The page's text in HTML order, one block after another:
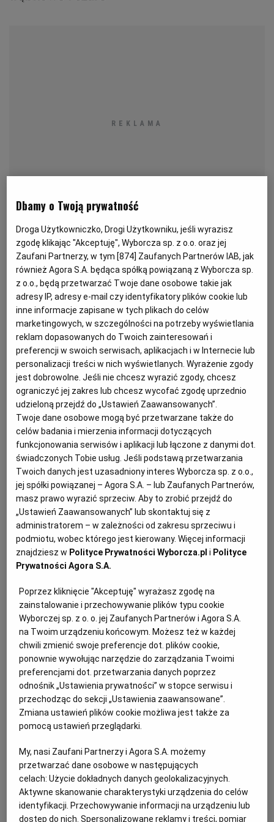
KOSZALIN
KRAKÓW
LUBLIN
ŁÓDŹ
OLSZTYN
OPOLE
PŁOCK
POZNAŃ
RADOM
RYBNIK
SOSNOWIEC
SZCZECIN
TORUŃ
TRÓJMIASTO
WAŁBRZYCH
WARSZAWA
TOK FM
SPORT.PL
PUBLIO.PL
KULTURALNYSKLEP.PL
DZIECKO
ZDROWIE
POGODA
PODRÓŻE
WIDEO
FORUM
Najpowszechniej zbieranym grzybem z tej grupy jest
pieprznik jadalny (Cantharellus cibarius) zwany
pospolicie kurką, a w wielu regionach także lisówką.
Podobny źródłosłów - od słowa lisica
- ma także nazwa tego grzyba w wielu innych językach i
dialektach słowiańskich (lisiczka, lisiczarka itp.).
Pieprznik jadalny to grzyb o barwie żółtej lub
pomarańczowej i trąbkowatym owocniku, którego
charakterystyczną cechą jest to, że część blaszek
rozgałęzia się w kształt litery Y. Także inne
jadalne gatunki pieprzników mają takie igrekowate
blaszki. Niejadalne grzyby o zbliżonym wyglądzie i
pomarańczowym kolorze mają blaszki pojedyncze.
Najczęściej mylona z pieprznikiem jest lisówka
pomarańczowa (Hygrophoropsis aurantiaca),
zdecydowanie bardziej jaskrawa, intensywniej
pomarańczowa od kurki. Jej spożycie może
spowodować biegunkę lub wymioty, ale nie jest
niebezpieczne dla życia.
Do pieprznika trąbkowego zbliżony jest też jadalny
pieprznik żółtonogi (Cantharellus lutescens), który ma
kapelusz bardziej pomarańczowy od dołu i rośnie w
górskich lasach szpilkowych. Najnowsze badania
genetyczne pokazały, że kurka nie jest jednym
gatunkiem, a zespołem wielu podobnych gatunków
biologicznych. Do ich oznaczenia potrzeba jednak
rozróżnia "małe kurki o grubych trzonkach" albo "duże
na cienkich nóżkach".
Kurka jest grzybem wysoko cenionym w wielu krajach.
Przyczynia się do tego jej bardzo przyjemny aromat
Dbamy o Twoją prywatność
Droga Użytkowniczko, Drogi Użytkowniku, jeśli wyrazisz
zgodę klikając "Akceptuję", Wyborcza sp. z o.o. oraz jej
Zaufani Partnerzy, w tym [874] Zaufanych Partnerów IAB, jak
również Agora S.A. będąca spółką powiązaną z Wyborcza sp.
z o.o., będą przetwarzać Twoje dane osobowe takie jak
adresy IP, adresy e-mail czy identyfikatory plików cookie lub
inne informacje zapisane w tych plikach do celów
marketingowych, w szczególności na potrzeby wyświetlania
reklam dopasowanych do Twoich zainteresowań i
preferencji w swoich serwisach, aplikacjach i w Internecie lub
personalizacji treści w nich wyświetlanych. Wyrażenie zgody
jest dobrowolne. Jeśli nie chcesz wyrazić zgody, chcesz
ograniczyć jej zakres lub chcesz wycofać zgodę uprzednio
udzieloną przejdź do „Ustawień Zaawansowanych”.
Twoje dane osobowe mogą być przetwarzane także do
celów badania i mierzenia informacji dotyczących
funkcjonowania serwisów i aplikacji lub łączone z danymi dot.
świadczonych Tobie usług. Jeśli podstawą przetwarzania
Twoich danych jest uzasadniony interes Wyborcza sp. z o.o.,
jej spółki powiązanej – Agora S.A. – lub Zaufanych Partnerów,
masz prawo wyrazić sprzeciw. Aby to zrobić przejdź do
„Ustawień Zaawansowanych” lub skontaktuj się z
administratorem – w zależności od zakresu sprzeciwu i
podmiotu, wobec którego jest kierowany. Więcej informacji
znajdziesz w Polityce Prywatności Wyborcza.pl i Polityce
Prywatności Agora S.A.
Poprzez kliknięcie "Akceptuję" wyrażasz zgodę na
zainstalowanie i przechowywanie plików typu cookie
Wyborczej sp. z o. o. jej Zaufanych Partnerów i Agora S.A.
na Twoim urządzeniu końcowym. Możesz też w każdej
chwili zmienić swoje preferencje dot. plików cookie,
ponownie wywołując narzędzie do zarządzania Twoimi
preferencjami dot. przetwarzania danych poprzez
odnośnik „Ustawienia prywatności” w stopce serwisu i
przechodząc do sekcji „Ustawienia zaawansowane”.
Zmiana ustawień plików cookie możliwa jest także za
pomocą ustawień przeglądarki.
My, nasi Zaufani Partnerzy i Agora S.A. możemy
przetwarzać dane osobowe w następujących
celach:Użycie dokładnych danych geolokalizacyjnych.
Aktywne skanowanie charakterystyki urządzenia do celów
identyfikacji. Przechowywanie informacji na urządzeniu lub
dostęp do nich. Spersonalizowane reklamy i treści, pomiar